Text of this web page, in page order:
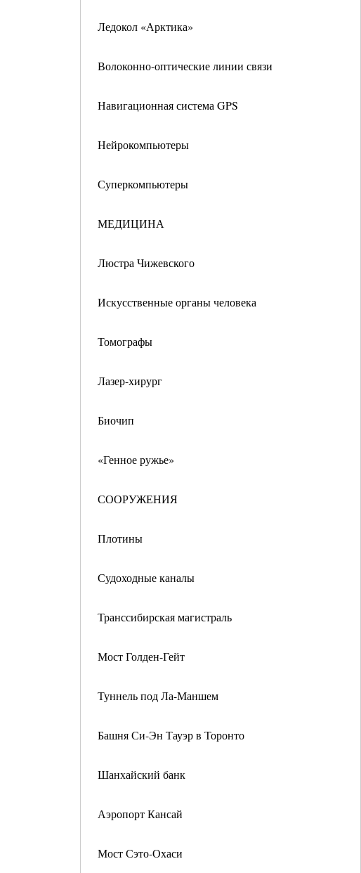
Ледокол «Арктика»
Волоконно-оптические линии связи
Навигационная система GPS
Нейрокомпьютеры
Суперкомпьютеры
МЕДИЦИНА
Люстра Чижевского
Искусственные органы человека
Томографы
Лазер-хирург
Биочип
«Генное ружье»
СООРУЖЕНИЯ
Плотины
Судоходные каналы
Транссибирская магистраль
Мост Голден-Гейт
Туннель под Ла-Маншем
Башня Си-Эн Тауэр в Торонто
Шанхайский банк
Аэропорт Кансай
Мост Сэто-Охаси